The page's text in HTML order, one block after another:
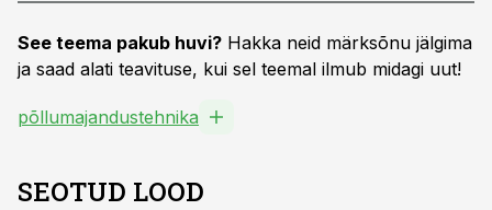
See teema pakub huvi? Hakka neid märksõnu jälgima
ja saad alati teavituse, kui sel teemal ilmub midagi uut!
põllumajandustehnika
SEOTUD LOOD